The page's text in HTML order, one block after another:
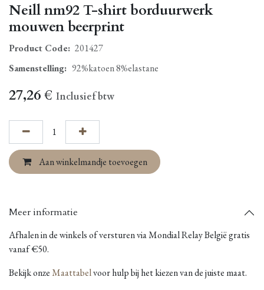
Neill nm92 T-shirt borduurwerk
mouwen beerprint
Product Code: 201427
Samenstelling: 92%katoen 8%elastane
27,26€ Inclusief btw
Aan winkelmandje toevoegen
Meer informatie
Afhalen in de winkels of versturen via Mondial Relay België gratis
vanaf €50.
Bekijk onzeMaattabelvoor hulp bij het kiezen van de juiste maat.